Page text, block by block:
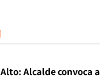
Alcalde convoca a